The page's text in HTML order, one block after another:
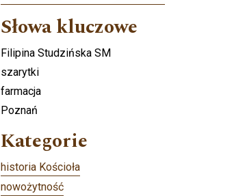
Słowa kluczowe
Filipina Studzińska SM
szarytki
farmacja
Poznań
Kategorie
historia Kościoła
nowożytność